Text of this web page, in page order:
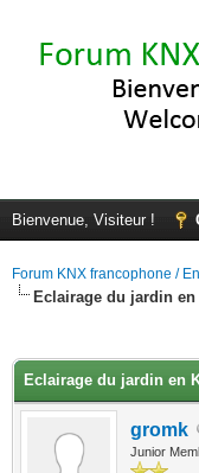
Bienvenue, Visiteur !
Forum KNX francophone /
Eclairage du jardin en
Eclairage du jardin en
gromk
Junior